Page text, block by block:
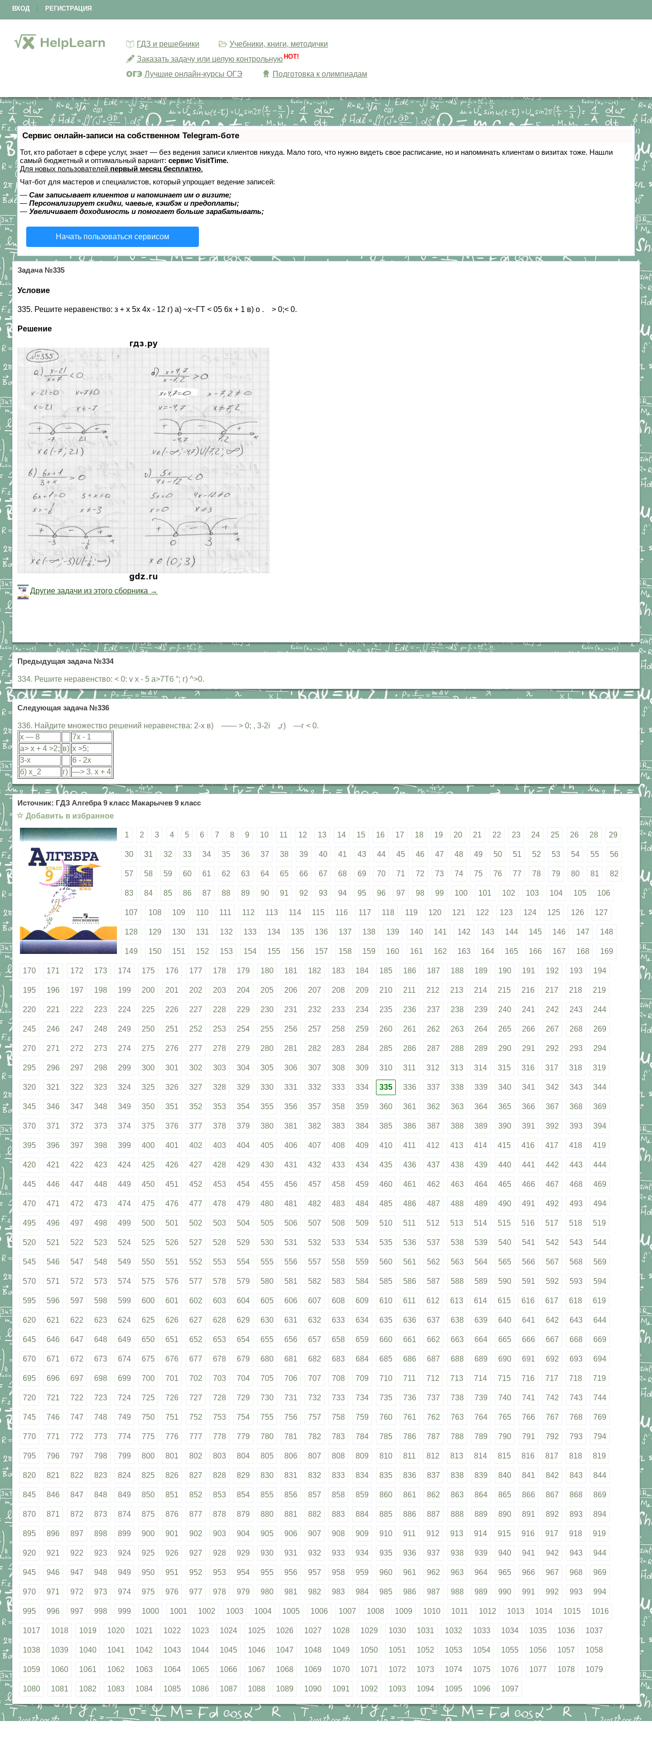
ВХОД РЕГИСТРАЦИЯ
ГДЗ и решебники
Учебники, книги, методички
Заказать задачу или целую контрольную HOT!
Лучшие онлайн-курсы ОГЭ Подготовка к олимпиадам
Сервис онлайн-записи на собственном Telegram-боте
Тот, кто работает в сфере услуг, знает — без ведения записи клиентов никуда. Мало того, что нужно видеть свое расписание, но и напоминать клиентам о визитах тоже. Нашли
самый бюджетный и оптимальный вариант: сервис VisitTime.
Для новых пользователей первый месяц бесплатно.
Чат-бот для мастеров и специалистов, который упрощает ведение записей:
— Сам записывает клиентов и напоминает им о визите;
— Персонализирует скидки, чаевые, кэшбэк и предоплаты;
— Увеличивает доходимость и помогает больше зарабатывать;
Начать пользоваться сервисом
Задача №335
Условие
335. Решите неравенство: з + х 5х 4х - 12 г) а) ~х~ГТ < 05 6х + 1 в) о . > 0;< 0.
Решение
Другие задачи из этого сборника →
Предыдущая задача №334
334. Решите неравенство: < 0: v х - 5 а>7Тб °; г) ^>0.
Следующая задача №336
336. Найдите множество решений неравенства: 2-х в) —— > 0; , 3-2i „г) —г < 0.
х — 8
7х - 1
а> х + 4 >2; в) х >5;
3-х
6 - 2х
б) х_2
г) —> 3. х + 4
Источник: ГДЗ Алгебра 9 класс Макарычев 9 класс
☆ Добавить в избранное
1 2 3 4 5 6 7 8 9 10 11 12 13 14 15 16 17 18 19 20 21 22 23 24 25 26 28 29
30 31 32 33 34 35 36 37 38 39 40 41 43 44 45 46 47 48 49 50 51 52 53 54 55 56
57 58 59 60 61 62 63 64 65 66 67 68 69 70 71 72 73 74 75 76 77 78 79 80 81 82
83 84 85 86 87 88 89 90 91 92 93 94 95 96 97 98 99 100 101 102 103 104 105 106
107 108 109 110 111 112 113 114 115 116 117 118 119 120 121 122 123 124 125 126 127
128 129 130 131 132 133 134 135 136 137 138 139 140 141 142 143 144 145 146 147 148
149 150 151 152 153 154 155 156 157 158 159 160 161 162 163 164 165 166 167 168 169
170 171 172 173 174 175 176 177 178 179 180 181 182 183 184 185 186 187 188 189 190 191 192 193 194
195 196 197 198 199 200 201 202 203 204 205 206 207 208 209 210 211 212 213 214 215 216 217 218 219
220 221 222 223 224 225 226 227 228 229 230 231 232 233 234 235 236 237 238 239 240 241 242 243 244
245 246 247 248 249 250 251 252 253 254 255 256 257 258 259 260 261 262 263 264 265 266 267 268 269
270 271 272 273 274 275 276 277 278 279 280 281 282 283 284 285 286 287 288 289 290 291 292 293 294
295 296 297 298 299 300 301 302 303 304 305 306 307 308 309 310 311 312 313 314 315 316 317 318 319
320 321 322 323 324 325 326 327 328 329 330 331 332 333 334 335 336 337 338 339 340 341 342 343 344
345 346 347 348 349 350 351 352 353 354 355 356 357 358 359 360 361 362 363 364 365 366 367 368 369
370 371 372 373 374 375 376 377 378 379 380 381 382 383 384 385 386 387 388 389 390 391 392 393 394
395 396 397 398 399 400 401 402 403 404 405 406 407 408 409 410 411 412 413 414 415 416 417 418 419
420 421 422 423 424 425 426 427 428 429 430 431 432 433 434 435 436 437 438 439 440 441 442 443 444
445 446 447 448 449 450 451 452 453 454 455 456 457 458 459 460 461 462 463 464 465 466 467 468 469
470 471 472 473 474 475 476 477 478 479 480 481 482 483 484 485 486 487 488 489 490 491 492 493 494
495 496 497 498 499 500 501 502 503 504 505 506 507 508 509 510 511 512 513 514 515 516 517 518 519
520 521 522 523 524 525 526 527 528 529 530 531 532 533 534 535 536 537 538 539 540 541 542 543 544
545 546 547 548 549 550 551 552 553 554 555 556 557 558 559 560 561 562 563 564 565 566 567 568 569
570 571 572 573 574 575 576 577 578 579 580 581 582 583 584 585 586 587 588 589 590 591 592 593 594
595 596 597 598 599 600 601 602 603 604 605 606 607 608 609 610 611 612 613 614 615 616 617 618 619
620 621 622 623 624 625 626 627 628 629 630 631 632 633 634 635 636 637 638 639 640 641 642 643 644
645 646 647 648 649 650 651 652 653 654 655 656 657 658 659 660 661 662 663 664 665 666 667 668 669
670 671 672 673 674 675 676 677 678 679 680 681 682 683 684 685 686 687 688 689 690 691 692 693 694
695 696 697 698 699 700 701 702 703 704 705 706 707 708 709 710 711 712 713 714 715 716 717 718 719
720 721 722 723 724 725 726 727 728 729 730 731 732 733 734 735 736 737 738 739 740 741 742 743 744
745 746 747 748 749 750 751 752 753 754 755 756 757 758 759 760 761 762 763 764 765 766 767 768 769
770 771 772 773 774 775 776 777 778 779 780 781 782 783 784 785 786 787 788 789 790 791 792 793 794
795 796 797 798 799 800 801 802 803 804 805 806 807 808 809 810 811 812 813 814 815 816 817 818 819
820 821 822 823 824 825 826 827 828 829 830 831 832 833 834 835 836 837 838 839 840 841 842 843 844
845 846 847 848 849 850 851 852 853 854 855 856 857 858 859 860 861 862 863 864 865 866 867 868 869
870 871 872 873 874 875 876 877 878 879 880 881 882 883 884 885 886 887 888 889 890 891 892 893 894
895 896 897 898 899 900 901 902 903 904 905 906 907 908 909 910 911 912 913 914 915 916 917 918 919
920 921 922 923 924 925 926 927 928 929 930 931 932 933 934 935 936 937 938 939 940 941 942 943 944
945 946 947 948 949 950 951 952 953 954 955 956 957 958 959 960 961 962 963 964 965 966 967 968 969
970 971 972 973 974 975 976 977 978 979 980 981 982 983 984 985 986 987 988 989 990 991 992 993 994
995 996 997 998 999 1000 1001 1002 1003 1004 1005 1006 1007 1008 1009 1010 1011 1012 1013 1014 1015 1016
1017 1018 1019 1020 1021 1022 1023 1024 1025 1026 1027 1028 1029 1030 1031 1032 1033 1034 1035 1036 1037
1038 1039 1040 1041 1042 1043 1044 1045 1046 1047 1048 1049 1050 1051 1052 1053 1054 1055 1056 1057 1058
1059 1060 1061 1062 1063 1064 1065 1066 1067 1068 1069 1070 1071 1072 1073 1074 1075 1076 1077 1078 1079
1080 1081 1082 1083 1084 1085 1086 1087 1088 1089 1090 1091 1092 1093 1094 1095 1096 1097